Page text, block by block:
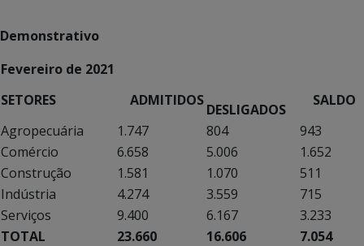
Demonstrativo
Fevereiro de 2021
SETORES
ADMITIDOS
DESLIGADOS
SALDO
Agropecuária
1.747 804
943
Comércio
6.658 5.006
1.652
Construção
1.581 1.070
511
Indústria
4.274 3.559
715
Serviços
9.400 6.167
3.233
TOTAL
23.660 16.606
7.054